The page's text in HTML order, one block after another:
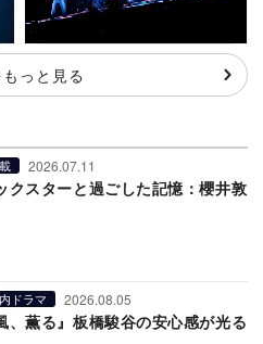
っと見る
2026.07.11
クスターと過ごした記憶：櫻井敦
ドラマ 2026.08.05
、薫る』板橋駿谷の安心感が光る